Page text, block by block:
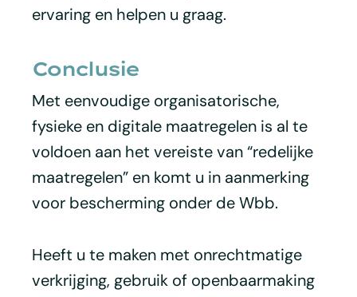
ervaring en helpen u graag.
Conclusie
Met eenvoudige organisatorische,
fysieke en digitale maatregelen is al te
voldoen aan het vereiste van “redelijke
maatregelen” en komt u in aanmerking
voor bescherming onder de Wbb.
Heeft u te maken met onrechtmatige
verkrijging, gebruik of openbaarmaking